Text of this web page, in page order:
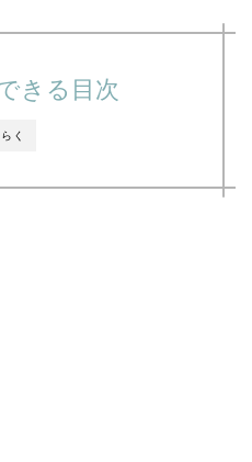
く
きる目次